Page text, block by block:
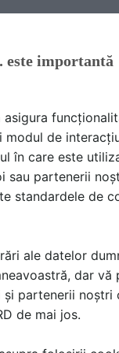
inconjurator,
pentru
bani vei
prioritatile, sa
faci o multime
soarelui care
din
preturile si
este importantă
de
în care este
sau partenerii
standardele de
ale datelor
dar vă
partenerii noștri
de mai jos.